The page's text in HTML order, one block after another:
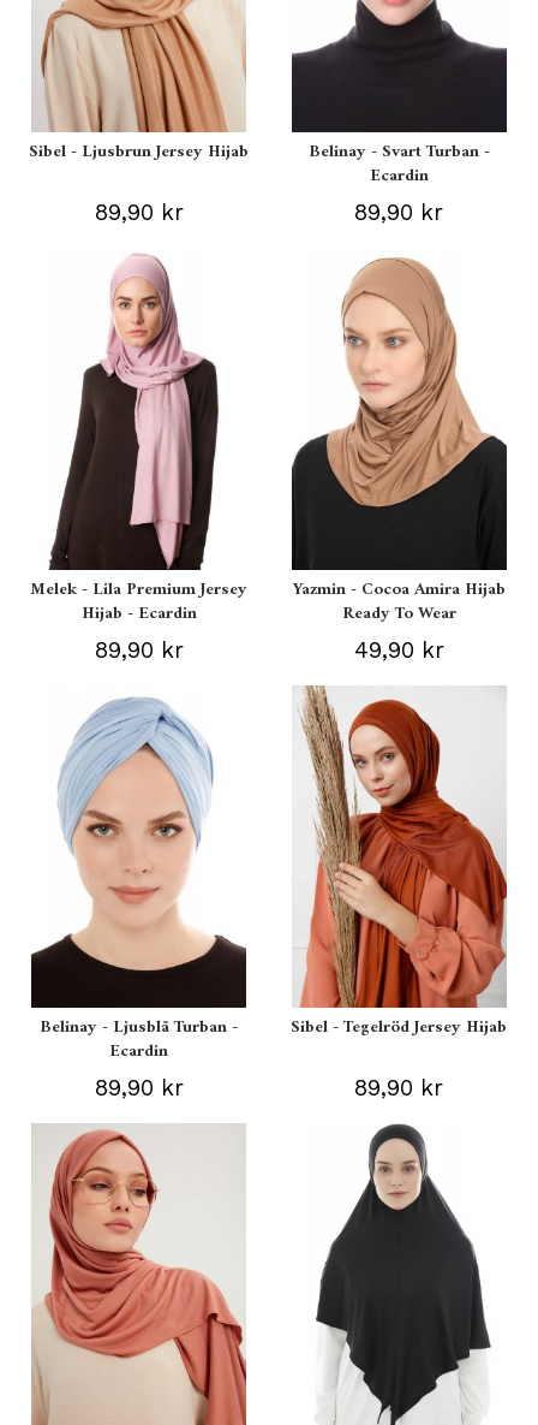
Sibel - Ljusbrun Jersey Hijab
89,90 kr
Belinay - Svart Turban -
Ecardin
89,90 kr
Melek - Lila Premium Jersey
Hijab - Ecardin
89,90 kr
Yazmin - Cocoa Amira Hijab
Ready To Wear
49,90 kr
Belinay - Ljusblå Turban -
Ecardin
89,90 kr
Sibel - Tegelröd Jersey Hijab
89,90 kr